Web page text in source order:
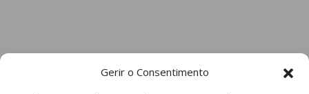
Gerir o Consentimento